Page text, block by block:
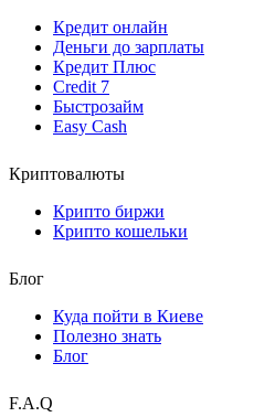
Кредит онлайн
Деньги до зарплаты
Кредит Плюс
Credit 7
Быстрозайм
Easy Cash
Криптовалюты
Крипто биржи
Крипто кошельки
Блог
Куда пойти в Киеве
Полезно знать
Блог
F.A.Q